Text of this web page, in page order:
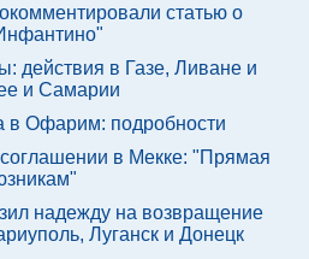
статью о
действия в Газе, Ливане и
и Самарии
в Офарим: подробности
в Мекке: "Прямая
надежду на возвращение
Луганск и Донецк